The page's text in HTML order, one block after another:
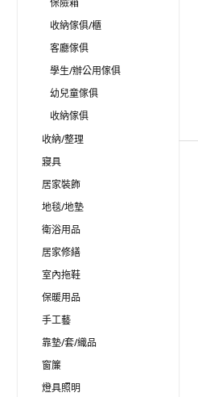
保險箱
收納傢俱/櫃
客廳傢俱
學生/辦公用傢俱
幼兒童傢俱
收納傢俱
收納/整理
寢具
居家裝飾
地毯/地墊
衛浴用品
居家修繕
室內拖鞋
保暖用品
手工藝
靠墊/套/織品
窗簾
燈具照明